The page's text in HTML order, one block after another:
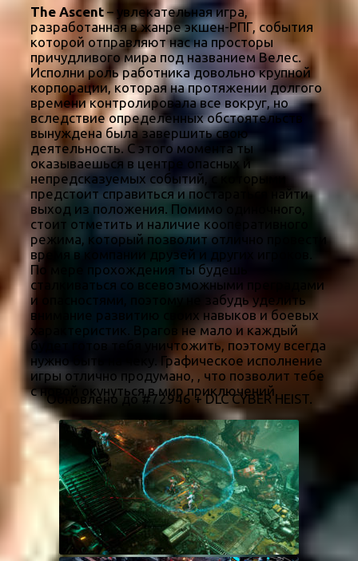
The Ascent – увлекательная игра,
разработанная в жанре экшен-РПГ, события
которой отправляют нас на просторы
причудливого мира под названием Велес.
Исполни роль работника довольно крупной
корпорации, которая на протяжении долгого
времени контролировала все вокруг, но
вследствие определенных обстоятельств
вынуждена была завершить свою
деятельность. С этого момента ты
оказываешься в центре опасных и
непредсказуемых событий, с которыми
предстоит справиться и постараться найти
выход из положения. Помимо одиночного,
стоит отметить и наличие кооперативного
режима, который позволит отлично провести
время в компании друзей и других игроков.
По мере прохождения ты будешь
сталкиваться со всевозможными преградами
и опасностями, поэтому не забудь уделить
внимание развитию своих навыков и боевых
характеристик. Врагов не мало и каждый
будет готов тебя уничтожить, поэтому всегда
нужно быть на чеку. Графическое исполнение
игры отлично продумано, , что позволит тебе
с новой окунуться в мир приключений.
Обновлено до #72946 + DLC CYBER HEIST.